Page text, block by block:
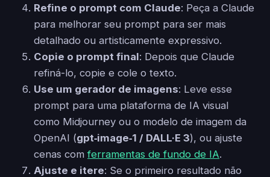
Refine o prompt com Claude: Peça a Claude
para melhorar seu prompt para ser mais
detalhado ou artisticamente expressivo.
Copie o prompt final: Depois que Claude
refiná-lo, copie e cole o texto.
Use um gerador de imagens: Leve esse
prompt para uma plataforma de IA visual
como Midjourney ou o modelo de imagem da
OpenAI (gpt‑image‑1 / DALL·E 3), ou ajuste
cenas comferramentas de fundo de IA.
Ajuste e itere: Se o primeiro resultado não